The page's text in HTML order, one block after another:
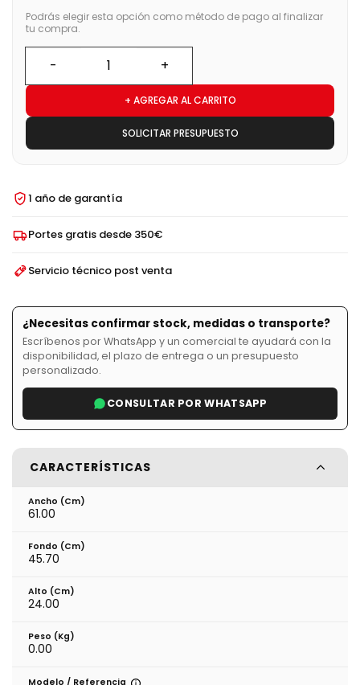
Podrás elegir esta opción como método de pago al finalizar
tu compra.
+ AGREGAR AL CARRITO
SOLICITAR PRESUPUESTO
1 año de garantía
Portes gratis desde 350€
Servicio técnico post venta
¿Necesitas confirmar stock, medidas o transporte?
Escríbenos por WhatsApp y un comercial te ayudará con la
disponibilidad, el plazo de entrega o un presupuesto
personalizado.
CONSULTAR POR WHATSAPP
CARACTERÍSTICAS
Ancho (cm)
61.00
Fondo (cm)
45.70
Alto (cm)
24.00
Peso (kg)
0.00
Modelo / Referencia